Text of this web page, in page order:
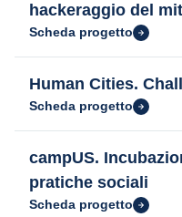
hackeraggio del
Scheda progetto
Human Cities.
Scheda progetto
campUS.
pratiche sociali
Scheda progetto